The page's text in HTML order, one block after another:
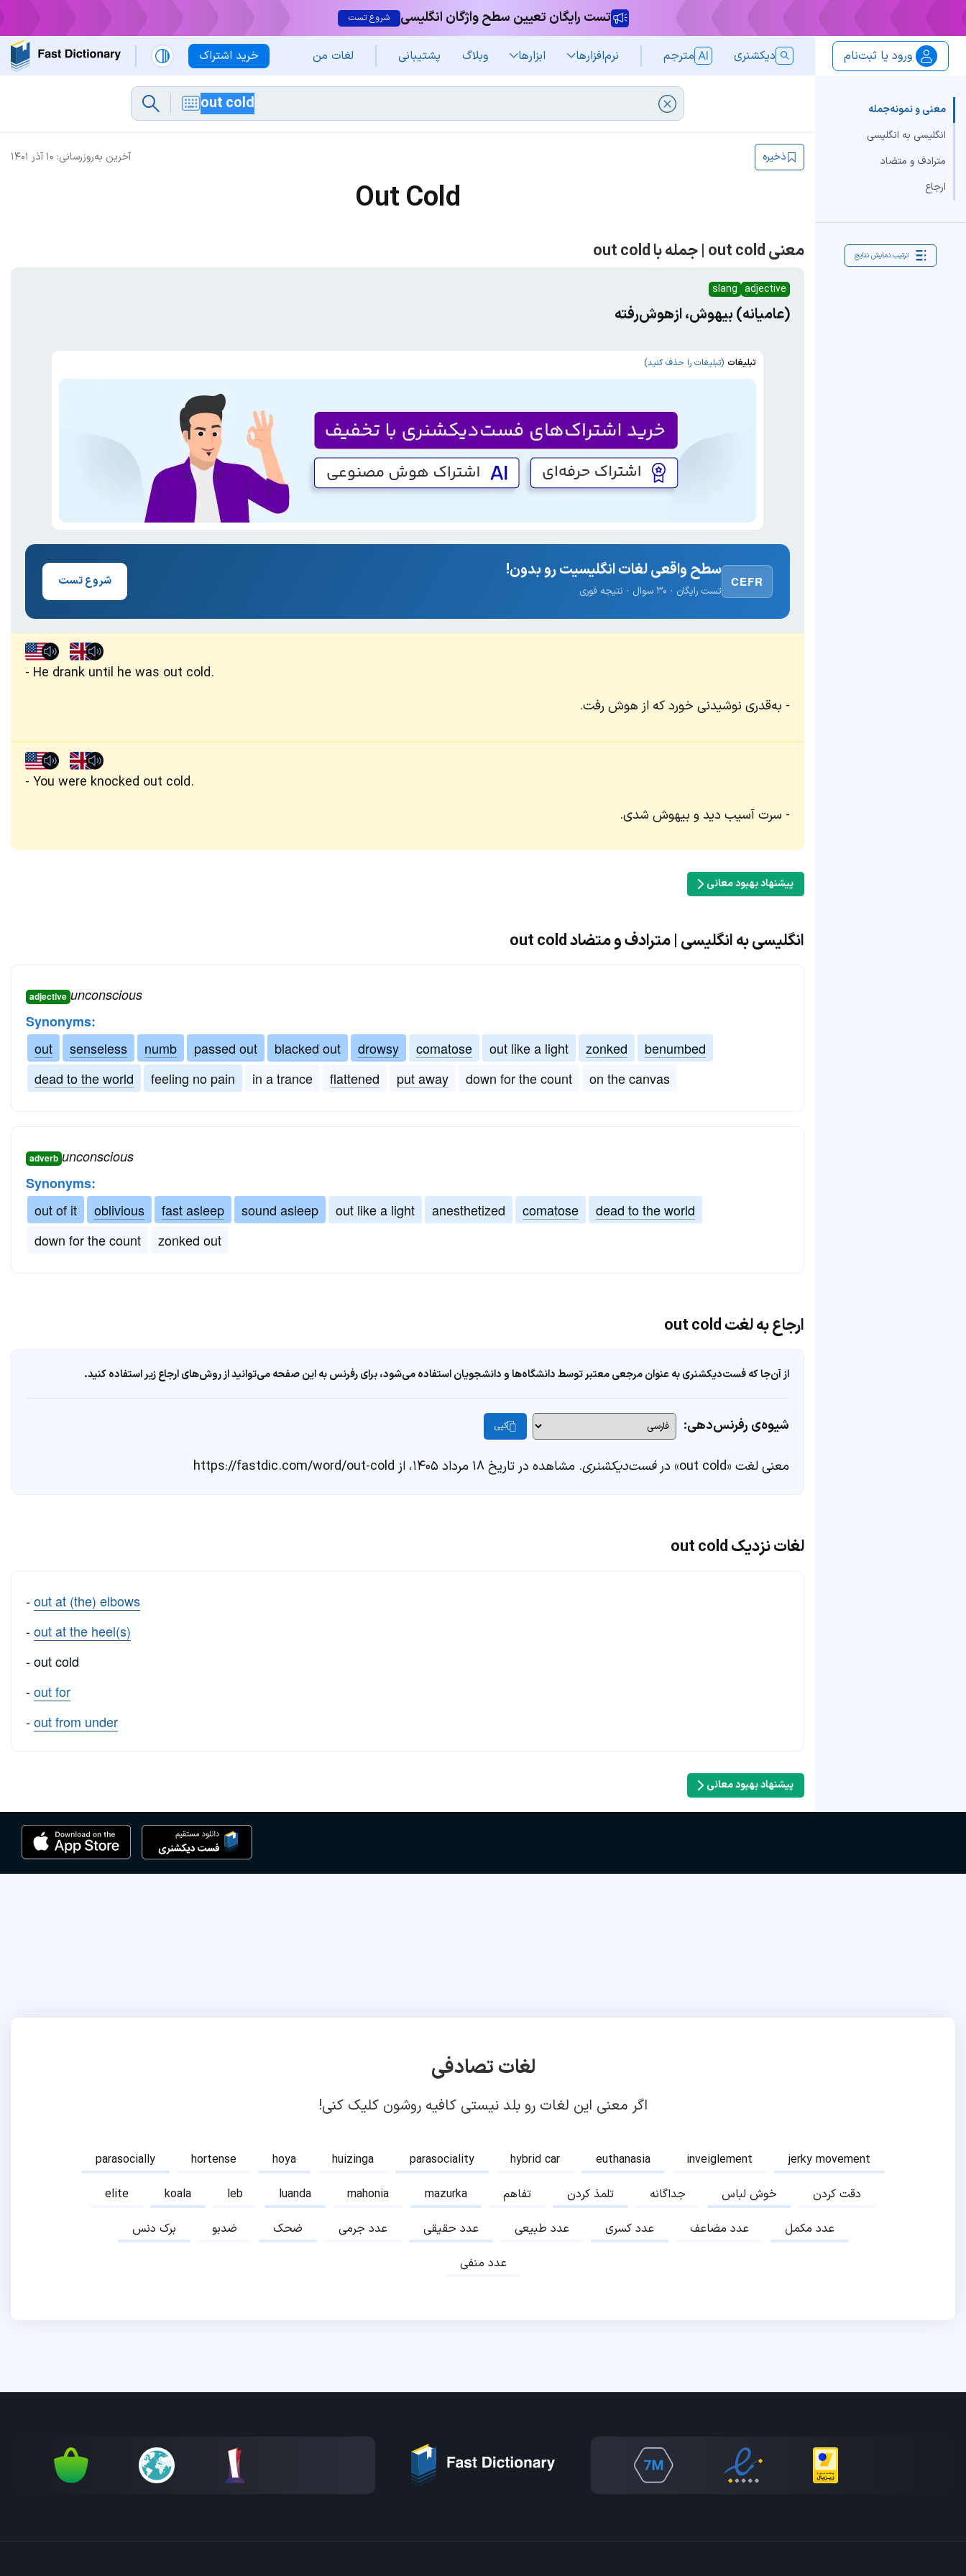
تست رایگان تعیین سطح واژگان انگلیسی شروع تست
خرید اشتراک ورود یا ثبت‌نام دیکشنری مترجم نرم‌افزار‌ها ابزارها وبلاگ پشتیبانی لغات من
معنی و نمونه‌جمله
انگلیسی به انگلیسی
مترادف و متضاد
ارجاع
ترتیب نمایش نتایج
آخرین به‌روزرسانی: ۱۰ آذر ۱۴۰۱ ذخیره
Out Cold
معنی out cold | جمله با out cold
adjective
slang
(عامیانه) بیهوش، ازهوش‌رفته
تبلیغات (تبلیغات را حذف کنید)
CEFR
سطح واقعی لغات انگلیسیت رو بدون!
تست رایگان · ۳۰ سوال · نتیجه فوری
شروع تست
He drank until he was out cold.
به‌قدری نوشیدنی خورد که از هوش رفت.
You were knocked out cold.
سرت آسیب دید و بیهوش شدی.
پیشنهاد بهبود معانی
انگلیسی به انگلیسی | مترادف و متضاد out cold
adjective unconscious
Synonyms:
out
senseless numb passed out blacked out drowsy comatose out like a light zonked
benumbed
dead to the world
feeling no pain in a trance flattened put away down for the count on the canvas
adverb unconscious
Synonyms:
out of it
oblivious fast asleep sound asleep out like a light anesthetized comatose
dead to the world
down for the count
zonked out
ارجاع به لغت out cold
از آن‌جا که فست‌دیکشنری به عنوان مرجعی معتبر توسط دانشگاه‌ها و دانشجویان استفاده می‌شود، برای رفرنس به این صفحه می‌توانید از روش‌های ارجاع زیر استفاده کنید.
شیوه‌ی رفرنس‌دهی: کپی
معنی لغت «out cold» در فست‌دیکشنری. مشاهده در تاریخ ۱۸ مرداد ۱۴۰۵، از https://fastdic.com/word/out-cold
لغات نزدیک out cold
-out at (the) elbows
-out at the heel(s)
- out cold
-out for
-out from under
پیشنهاد بهبود معانی
لغات تصادفی
اگر معنی این لغات رو بلد نیستی کافیه روشون کلیک کنی!
parasocially hortense hoya huizinga parasociality hybrid car euthanasia inveiglement
jerky movement
elite
koala leb luanda mahonia mazurka تفاهم تلمذ کردن جداگانه خوش لباس
دقت کردن
برک دنس
ضدبو ضحک عدد جرمی عدد حقیقی عدد طبیعی عدد کسری عدد مضاعف
عدد مکمل
عدد منفی